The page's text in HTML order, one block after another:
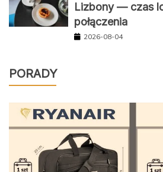
Lizbony — czas
połączenia
2026-08-04
PORADY